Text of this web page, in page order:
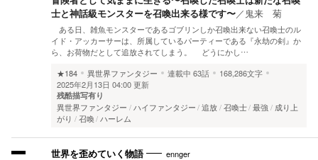
士と神話級モンスターを召喚出来る様です〜／ 鬼来 菊
ある日、雑魚モンスターであるゴブリンしか召喚出来ない召喚士のル
イド・アッカーサーは、所属しているパーティーである『永劫の剣』か
ら、お荷物だとして追放されてしまう。 どうにかし…
★184
異世界ファンタジー 連載中 63話
168,286文字
2025年2月13日 04:00 更新
残酷描写有り
異世界ファンタジー ハイファンタジー 追放 召喚士 最強
成り上
がり
召喚 ハーレム
世界を歪めていく物語 ennger